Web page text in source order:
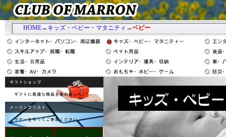
HOME→ キッズ・ベビー・マタニティ →ベビー